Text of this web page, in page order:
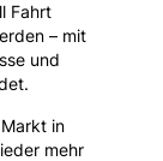
Fahrt
– mit
und
in
mehr